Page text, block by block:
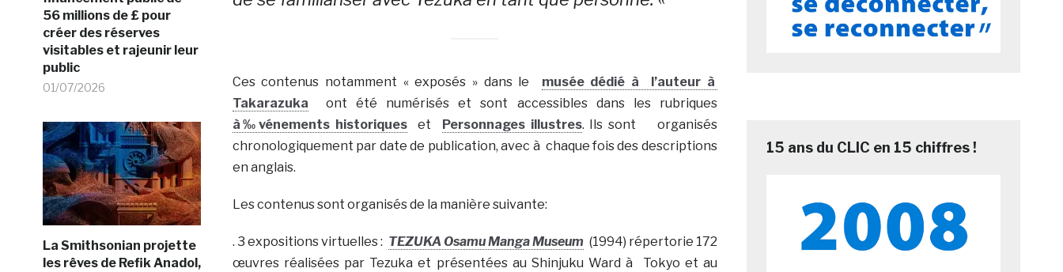
56 millions de £ pour
créer des réserves
visitables et rajeunir leur
public
01/07/2026
La Smithsonian projette
les rêves de Refik Anadol,
Ces contenus notamment « exposés » dans le musée dédié à l’auteur à
Takarazuka ont été numérisés et sont accessibles dans les rubriques
à‰vénements historiqueset Personnages illustres. Ils sont organisés
chronologiquement par date de publication, avec à chaque fois des descriptions
en anglais.
Les contenus sont organisés de la manière suivante:
. 3 expositions virtuelles : TEZUKA Osamu Manga Museum (1994) répertorie 172
œuvres réalisées par Tezuka et présentées au Shinjuku Ward à Tokyo et au
15 ans du CLIC en 15 chiffres !